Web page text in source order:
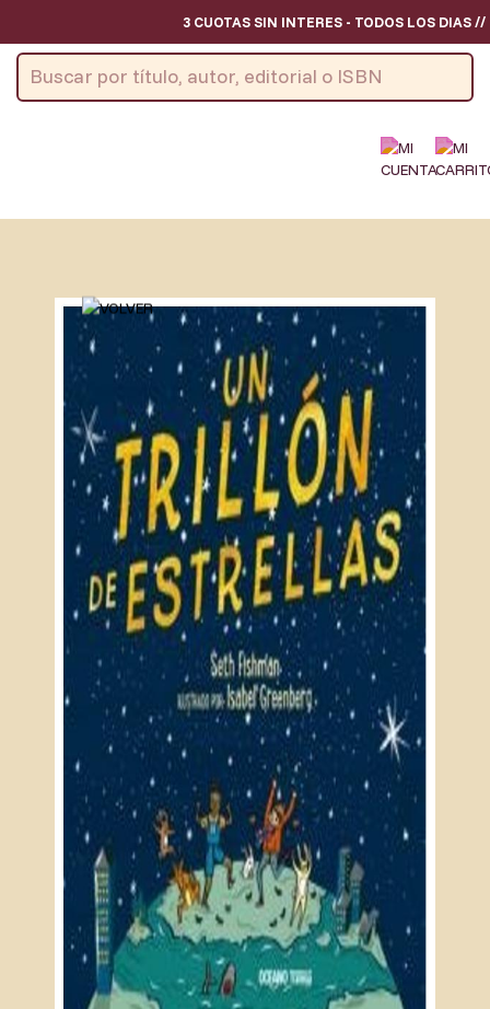
3 CUOTAS SIN INTERES - TODOS LOS DIAS //